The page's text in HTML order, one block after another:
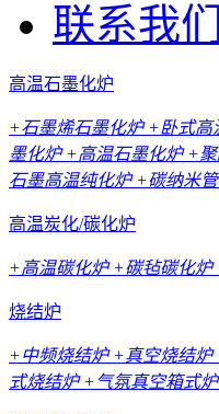
联系我们
高温石墨化炉
+石墨烯石墨化炉+卧式高
墨化炉+高温石墨化炉+
石墨高温纯化炉+碳纳米
高温炭化/碳化炉
+高温碳化炉+碳毡碳化炉
烧结炉
+中频烧结炉+真空烧结炉
式烧结炉+气氛真空箱式炉